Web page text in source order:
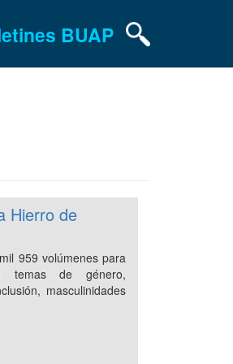
BUAP
Hierro de
959 volúmenes para
temas de género,
masculinidades